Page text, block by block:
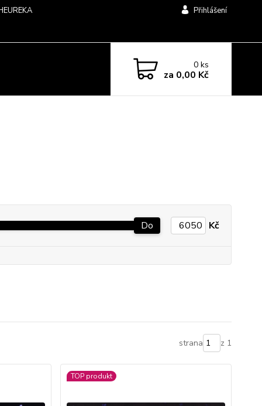
Přihlášení
0ks
za 0,00 Kč
Do Kč
strana z 1
TOP produkt